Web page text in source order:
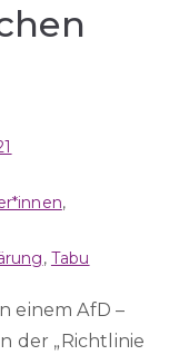
,
, Tabu
einem AfD –
der „Richtlinie